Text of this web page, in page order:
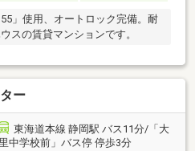
」使用、オートロック完備。耐
スの賃貸マンションです。
ー
東海道本線 静岡駅 バス11分/「大
里中学校前」バス停 停歩3分